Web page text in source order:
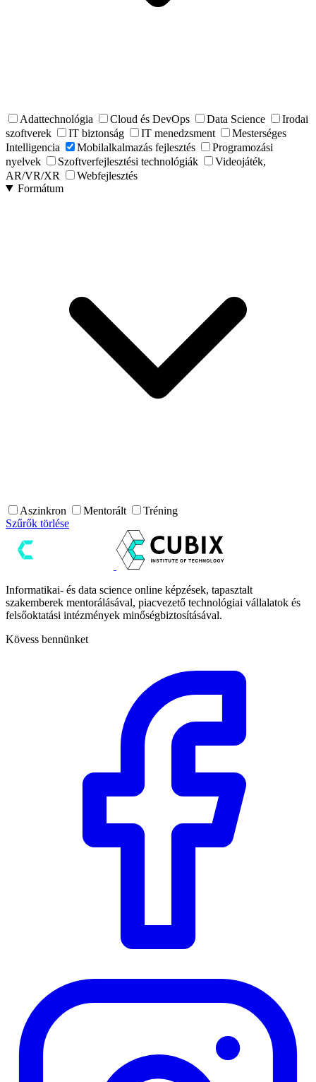
Adattechnológia Cloud és DevOps Data Science
Irodai
szoftverek
IT biztonság IT menedzsment
Mesterséges
Intelligencia
Mobilalkalmazás fejlesztés
Programozási
nyelvek
Szoftverfejlesztési technológiák
Videojáték,
AR/VR/XR
Webfejlesztés
Formátum
Aszinkron Mentorált
Tréning
Szűrők törlése
Informatikai- és data science online képzések, tapasztalt
szakemberek mentorálásával, piacvezető technológiai vállalatok és
felsőoktatási intézmények minőségbiztosításával.
Kövess bennünket